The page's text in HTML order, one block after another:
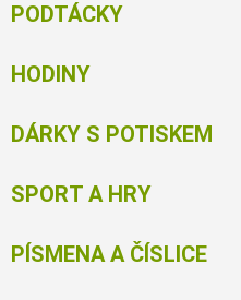
PODTÁCKY
HODINY
DÁRKY S POTISKEM
SPORT A HRY
PÍSMENA A ČÍSLICE